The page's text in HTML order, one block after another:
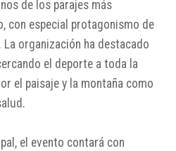
de los parajes más
con especial protagonismo de
organización ha destacado
el deporte a toda la
el paisaje y la montaña como
el evento contará con